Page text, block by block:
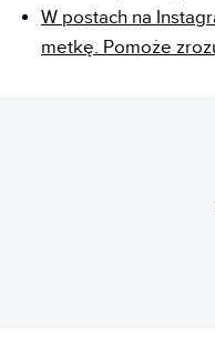
W postach na
metkę. Pomoże